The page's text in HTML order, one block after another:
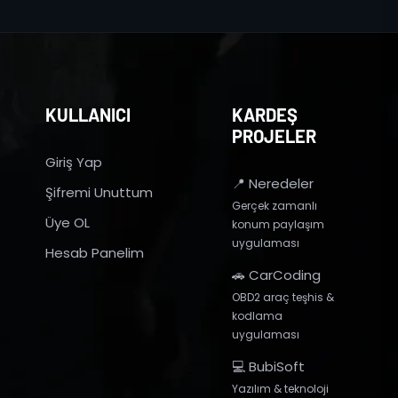
KULLANICI
Giriş Yap
Şifremi Unuttum
Üye OL
Hesab Panelim
KARDEŞ
PROJELER
📍 Neredeler
Gerçek zamanlı
konum paylaşım
uygulaması
🚗 CarCoding
OBD2 araç teşhis &
kodlama
uygulaması
💻 BubiSoft
Yazılım & teknoloji